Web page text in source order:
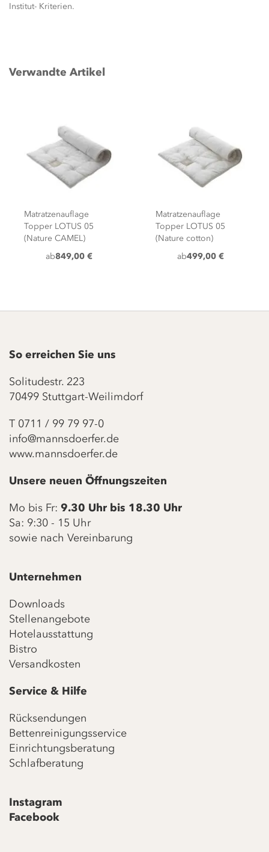
Institut- Kriterien.
Verwandte Artikel
Matratzenauflage
Topper LOTUS 05
(Nature CAMEL)
ab849,00 €
Matratzenauflage
Topper LOTUS 05
(Nature cotton)
ab499,00 €
So erreichen Sie uns
Solitudestr. 223
70499 Stuttgart-Weilimdorf
T 0711 / 99 79 97-0
info@mannsdoerfer.de
www.mannsdoerfer.de
Unsere neuen Öffnungszeiten
Mo bis Fr: 9.30 Uhr bis 18.30 Uhr
Sa: 9:30 - 15 Uhr
sowie nach Vereinbarung
Unternehmen
Downloads
Stellenangebote
Hotelausstattung
Bistro
Versandkosten
Service & Hilfe
Rücksendungen
Bettenreinigungsservice
Einrichtungsberatung
Schlafberatung
Instagram
Facebook